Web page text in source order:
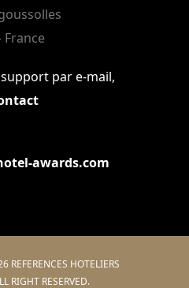
France
par e-mail,
awards.com
REFERENCES HOTELIERS
RIGHT RESERVED.